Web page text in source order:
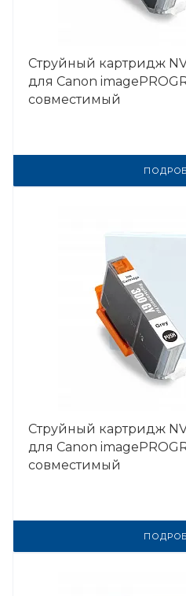
Струйный картридж
для Canon
совместимый
Струйный картридж
для Canon
совместимый